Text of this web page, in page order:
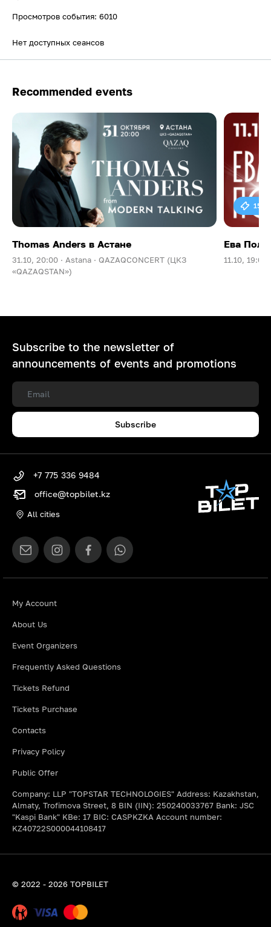
Просмотров события: 6010
Нет доступных сеансов
Recommended events
Thomas Anders в Астане
31.10, 20:00 · Astana · QAZAQCONCERT (ЦКЗ
«QAZAQSTAN»)
15
Ева
11.10, 19:00
Subscribe to the newsletter of
announcements of events and promotions
Subscribe
My Account
About Us
Event Organizers
Frequently Asked Questions
Tickets Refund
Tickets Purchase
Contacts
Privacy Policy
Public Offer
Company: LLP "TOPSTAR TECHNOLOGIES" Address: Kazakhstan,
Almaty, Trofimova Street, 8 BIN (IIN): 250240033767 Bank: JSC
"Kaspi Bank" KBe: 17 BIC: CASPKZKA Account number:
KZ40722S000044108417
+7 775 336 9484
office@topbilet.kz
All cities
© 2022 - 2026 TOPBILET